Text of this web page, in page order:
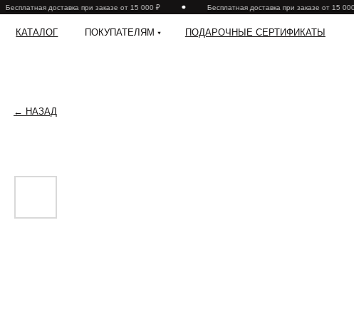
доставка при заказе от 15 000 ₽ Бесплатная доставка при заказе от 15 000 ₽
КАТАЛОГ ПОДАРОЧНЫЕ СЕРТИФИКАТЫ
ПОКУПАТЕЛЯМ